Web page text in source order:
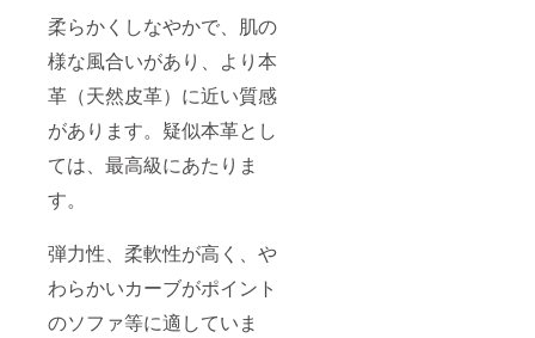
柔らかくしなやかで、肌の
様な風合いがあり、より本
革（天然皮革）に近い質感
があります。疑似本革とし
ては、最高級にあたりま
す。
弾力性、柔軟性が高く、や
わらかいカーブがポイント
のソファ等に適していま